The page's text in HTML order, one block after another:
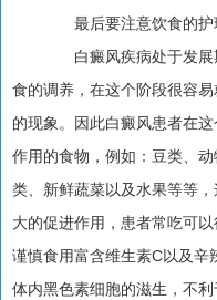
最后要注意饮食的护
白癜风疾病处于发展
食的调养，在这个阶段很容
的现象。因此白癜风患者在
作用的食物，例如：豆类、
类、新鲜蔬菜以及水果等等
大的促进作用，患者常吃可
谨慎食用富含维生素C以及辛
体内黑色素细胞的滋生，不利